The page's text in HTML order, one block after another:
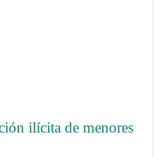
ilícita de menores